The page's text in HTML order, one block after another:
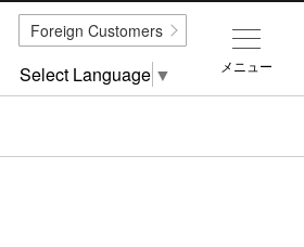
メニュー
Foreign Customers
Select Language ▼